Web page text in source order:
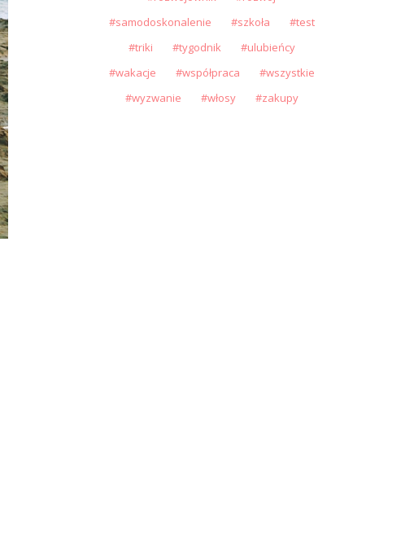
samodoskonalenie
szkoła
test
triki
tygodnik
ulubieńcy
wakacje
współpraca
wszystkie
wyzwanie
włosy zakupy